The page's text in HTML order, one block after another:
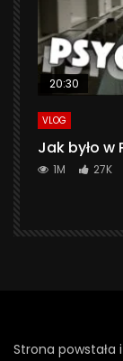
20:30
VLOG
Jak było w
1M 27K
Strona